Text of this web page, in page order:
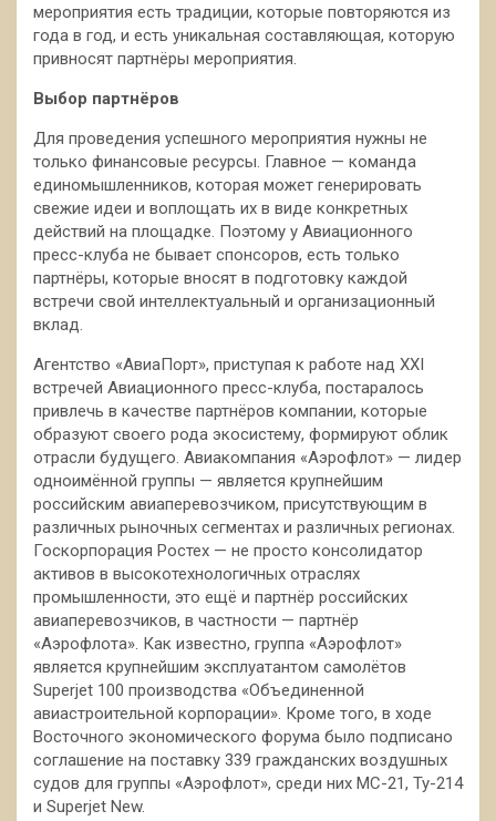
мероприятия есть традиции, которые повторяются из
года в год, и есть уникальная составляющая, которую
привносят партнёры мероприятия.
Выбор партнёров
Для проведения успешного мероприятия нужны не
только финансовые ресурсы. Главное — команда
единомышленников, которая может генерировать
свежие идеи и воплощать их в виде конкретных
действий на площадке. Поэтому у Авиационного
пресс-клуба не бывает спонсоров, есть только
партнёры, которые вносят в подготовку каждой
встречи свой интеллектуальный и организационный
вклад.
Агентство «АвиаПорт», приступая к работе над XXI
встречей Авиационного пресс-клуба, постаралось
привлечь в качестве партнёров компании, которые
образуют своего рода экосистему, формируют облик
отрасли будущего. Авиакомпания «Аэрофлот» — лидер
одноимённой группы — является крупнейшим
российским авиаперевозчиком, присутствующим в
различных рыночных сегментах и различных регионах.
Госкорпорация Ростех — не просто консолидатор
активов в высокотехнологичных отраслях
промышленности, это ещё и партнёр российских
авиаперевозчиков, в частности — партнёр
«Аэрофлота». Как известно, группа «Аэрофлот»
является крупнейшим эксплуатантом самолётов
Superjet 100 производства «Объединенной
авиастроительной корпорации». Кроме того, в ходе
Восточного экономического форума было подписано
соглашение на поставку 339 гражданских воздушных
судов для группы «Аэрофлот», среди них МС-21, Ту-214
и Superjet New.